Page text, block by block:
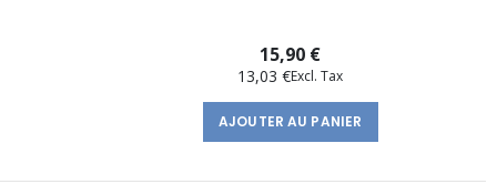
15,90 €
13,03 €
AJOUTER AU PANIER